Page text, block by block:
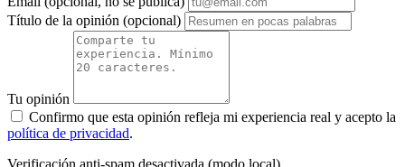
Título de la opinión (opcional)
Tu opinión
Confirmo que esta opinión refleja mi experiencia real y acepto la
política de privacidad.
Verificación anti-spam desactivada (modo local).